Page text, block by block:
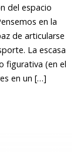
del espacio
en la
de articularse
La escasa
figurativa (en el
en un […]